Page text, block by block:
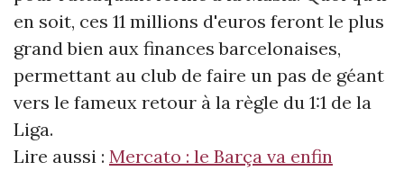
en soit, ces 11 millions d'euros feront le plus
grand bien aux finances barcelonaises,
permettant au club de faire un pas de géant
vers le fameux retour à la règle du 1:1 de la
Liga.
Lire aussi : Mercato : le Barça va enfin